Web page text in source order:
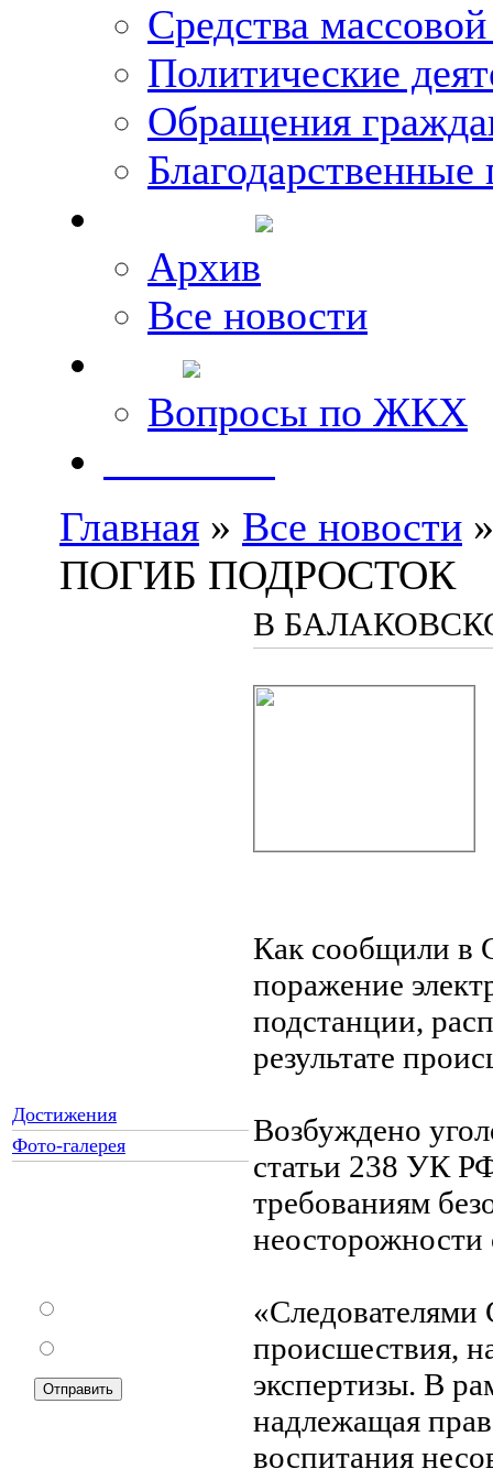
Средства
Политические
Обращения
Благодарственные
Архив
Все новости
Вопросы по ЖКХ
Главная » Все новости
ПОГИБ ПОДРОСТОК
Достижения
Фото-галерея
В
Как сообщили в
поражение
подстанции,
результате
Возбуждено
статьи 238 УК
требованиям
неосторожности
«Следователями
происшествия,
экспертизы. В
надлежащая
воспитания